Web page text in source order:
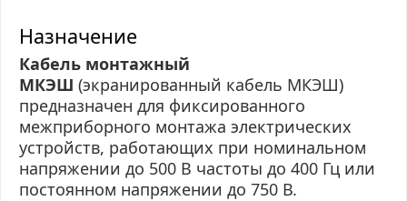
Назначение
Кабель монтажный
МКЭШ (экранированный кабель МКЭШ)
предназначен для фиксированного
межприборного монтажа электрических
устройств, работающих при номинальном
напряжении до 500 В частоты до 400 Гц или
постоянном напряжении до 750 В.